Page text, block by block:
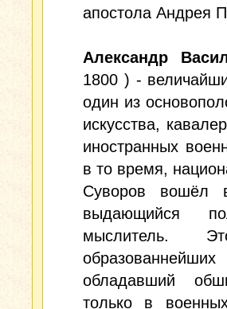
апостола Андрея
Александр
1800 ) -
один из
искусства,
иностранных
в то время,
Суворов вошёл
выдающийся
обладавший
только в